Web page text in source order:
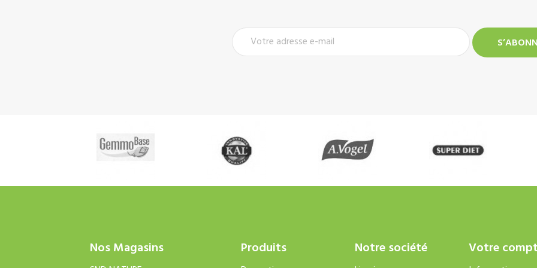
Nos Magasins Produits Notre société Votre